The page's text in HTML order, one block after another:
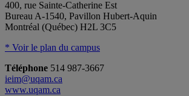
400, rue Sainte-Catherine Est
Bureau A-1540, Pavillon Hubert-Aquin
Montréal (Québec) H2L 3C5
* Voir le plan du campus
Téléphone 514 987-3667
ieim@uqam.ca
www.uqam.ca